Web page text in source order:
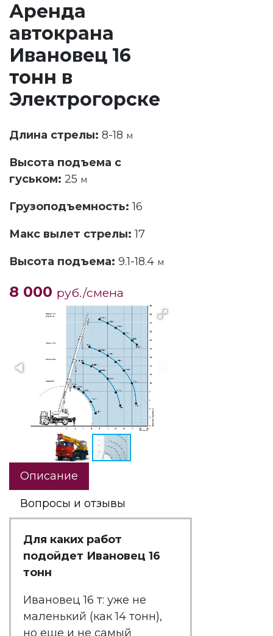
Аренда
автокрана
Ивановец 16
тонн в
Электрогорске
Длина стрелы: 8-18 м
Высота подъема с
гуськом: 25 м
Грузоподъемность: 16
Макс вылет стрелы: 17
Высота подъема: 9.1-18.4 м
8 000 руб./смена
Описание
Вопросы и отзывы
Для каких работ
подойдет Ивановец 16
тонн
Ивановец 16 т: уже не
маленький (как 14 тонн),
но еще и не самый